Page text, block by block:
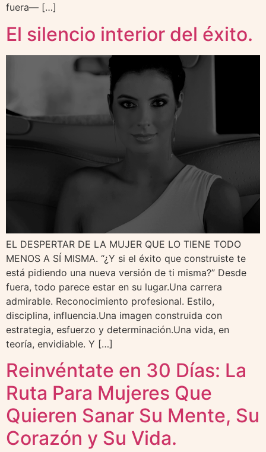
fuera— […]
El silencio interior del éxito.
EL DESPERTAR DE LA MUJER QUE LO TIENE TODO
MENOS A SÍ MISMA. “¿Y si el éxito que construiste te
está pidiendo una nueva versión de ti misma?” Desde
fuera, todo parece estar en su lugar.Una carrera
admirable. Reconocimiento profesional. Estilo,
disciplina, influencia.Una imagen construida con
estrategia, esfuerzo y determinación.Una vida, en
teoría, envidiable. Y […]
Reinvéntate en 30 Días: La
Ruta Para Mujeres Que
Quieren Sanar Su Mente, Su
Corazón y Su Vida.